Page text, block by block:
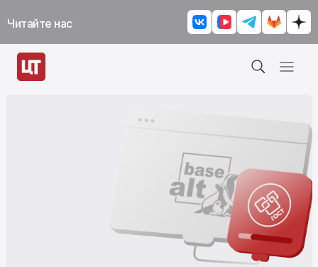
Читайте нас